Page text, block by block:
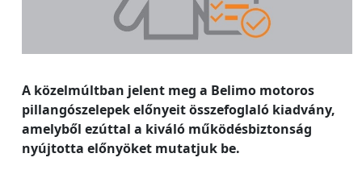
A közelmúltban jelent meg a Belimo motoros
pillangószelepek előnyeit összefoglaló kiadvány,
amelyből ezúttal a kiváló működésbiztonság
nyújtotta előnyöket mutatjuk be.